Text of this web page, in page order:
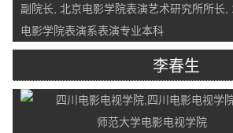
副院长, 北京电影学院表演艺术研究所所长,
电影学院表演系表演专业本科
李春生